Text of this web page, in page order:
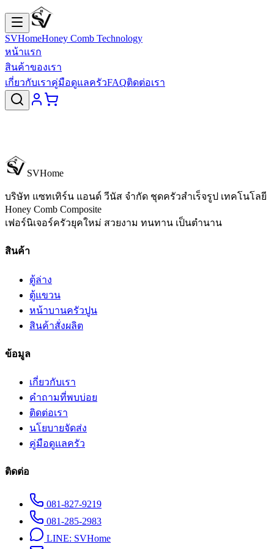
SVHomeHoney Comb Technology
หน้าแรก
สินค้าของเรา
เกี่ยวกับเราคู่มือดูแลครัวFAQติดต่อเรา
SVHome
บริษัท แซทเทิร์น แอนด์ วีนัส จำกัด ชุดครัวสำเร็จรูป เทคโนโลยี
Honey Comb Composite
เฟอร์นิเจอร์ครัวยุคใหม่ สวยงาม ทนทาน เป็นตำนาน
สินค้า
ตู้ล่าง
ตู้แขวน
หน้าบานครัวปูน
สินค้าสั่งผลิต
ข้อมูล
เกี่ยวกับเรา
คำถามที่พบบ่อย
ติดต่อเรา
นโยบายจัดส่ง
คู่มือดูแลครัว
ติดต่อ
081-827-9219
081-285-2983
LINE: SVHome